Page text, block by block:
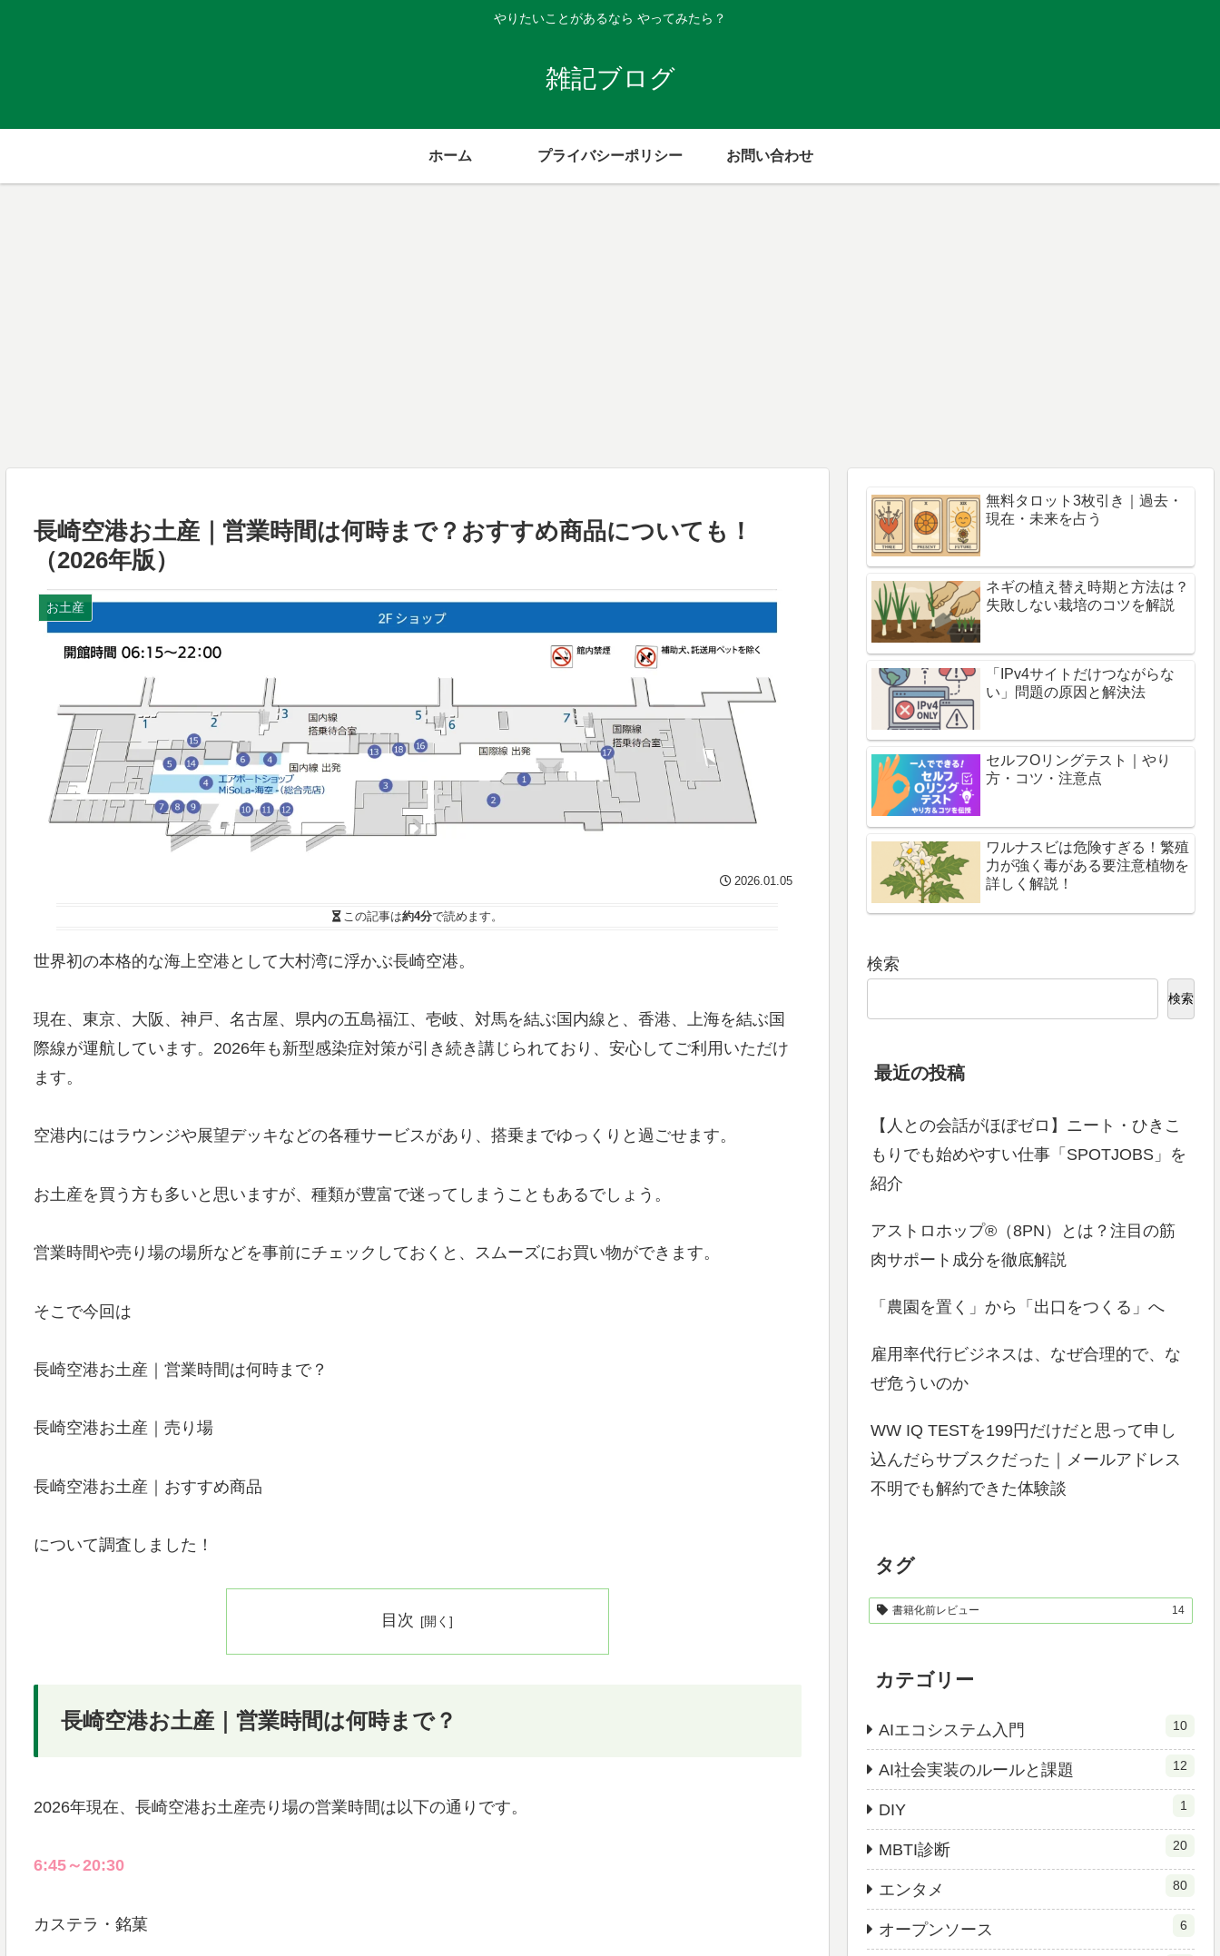
やりたいことがあるなら やってみたら？
雑記ブログ
ホーム プライバシーポリシー お問い合わせ
長崎空港お土産｜営業時間は何時まで？おすすめ商品についても！
（2026年版）
お土産
2026.01.05
この記事は約4分で読めます。
世界初の本格的な海上空港として大村湾に浮かぶ長崎空港。
現在、東京、大阪、神戸、名古屋、県内の五島福江、壱岐、対馬を結ぶ国内線と、香港、上海を結ぶ国
際線が運航しています。2026年も新型感染症対策が引き続き講じられており、安心してご利用いただけ
ます。
空港内にはラウンジや展望デッキなどの各種サービスがあり、搭乗までゆっくりと過ごせます。
お土産を買う方も多いと思いますが、種類が豊富で迷ってしまうこともあるでしょう。
営業時間や売り場の場所などを事前にチェックしておくと、スムーズにお買い物ができます。
そこで今回は
長崎空港お土産｜営業時間は何時まで？
長崎空港お土産｜売り場
長崎空港お土産｜おすすめ商品
について調査しました！
目次
長崎空港お土産｜営業時間は何時まで？
2026年現在、長崎空港お土産売り場の営業時間は以下の通りです。
6:45～20:30
カステラ・銘菓
無料タロット3枚引き｜過去・
現在・未来を占う
ネギの植え替え時期と方法は？
失敗しない栽培のコツを解説
「IPv4サイトだけつながらな
い」問題の原因と解決法
セルフOリングテスト｜やり
方・コツ・注意点
ワルナスビは危険すぎる！繁殖
力が強く毒がある要注意植物を
詳しく解説！
検索
検索
最近の投稿
【人との会話がほぼゼロ】ニート・ひきこ
もりでも始めやすい仕事「SPOTJOBS」を
紹介
アストロホップ®（8PN）とは？注目の筋
肉サポート成分を徹底解説
「農園を置く」から「出口をつくる」へ
雇用率代行ビジネスは、なぜ合理的で、な
ぜ危ういのか
WW IQ TESTを199円だけだと思って申し
込んだらサブスクだった｜メールアドレス
不明でも解約できた体験談
タグ
書籍化前レビュー 14
カテゴリー
AIエコシステム入門 10
AI社会実装のルールと課題 12
DIY 1
MBTI診断 20
エンタメ 80
オープンソース 6